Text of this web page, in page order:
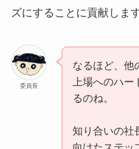
ズにすることに貢献します
委員長
なるほど、他
上場へのハー
るのね。
知り合いの社